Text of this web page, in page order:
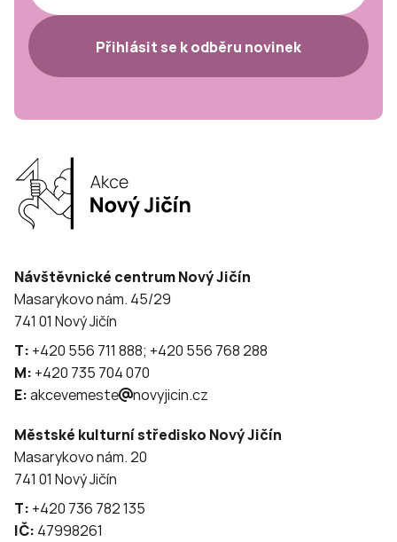
Přihlásit se k odběru novinek
Návštěvnické centrum Nový Jičín
Masarykovo nám. 45/29
741 01 Nový Jičín
T: +420 556 711 888; +420 556 768 288
M: +420 735 704 070
E:akcevemeste novyjicin.cz
Městské kulturní středisko Nový Jičín
Masarykovo nám. 20
741 01 Nový Jičín
T: +420 736 782 135
IČ: 47998261